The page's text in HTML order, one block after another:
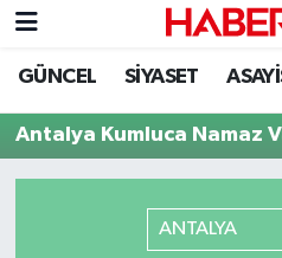
GÜNCEL SİYASET
Antalya Kumluca Namaz
ANTALYA
GÜNCEL
SİYASET
EKONOMİ
Nöbetçi Eczaneler
Hava Durumu
Kahramanmaraş